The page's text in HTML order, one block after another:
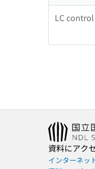
LC
資料にアク
インターネッ